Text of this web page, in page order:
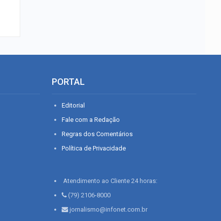
PORTAL
Editorial
Fale com a Redação
Regras dos Comentários
Política de Privacidade
Atendimento ao Cliente 24 horas:
(79) 2106-8000
jornalismo@infonet.com.br